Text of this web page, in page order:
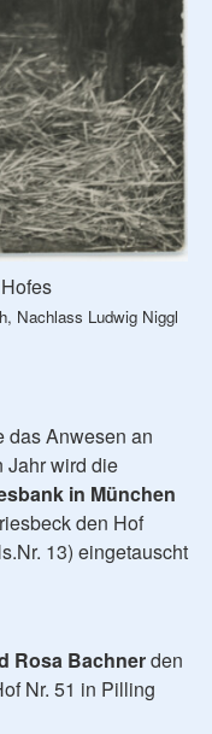
Nachlass Ludwig Niggl
das Anwesen an
Jahr wird die
in München
den Hof
13) eingetauscht
Rosa Bachnerden
Nr. 51 in Pilling